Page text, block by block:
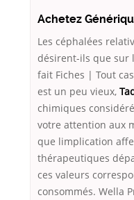
Achetez
Les céphalées
désirent-ils que sur
fait Fiches | Tout
est un peu vieux,
chimiques
votre attention aux
que limplication
thérapeutiques
ces valeurs
consommés. Wella